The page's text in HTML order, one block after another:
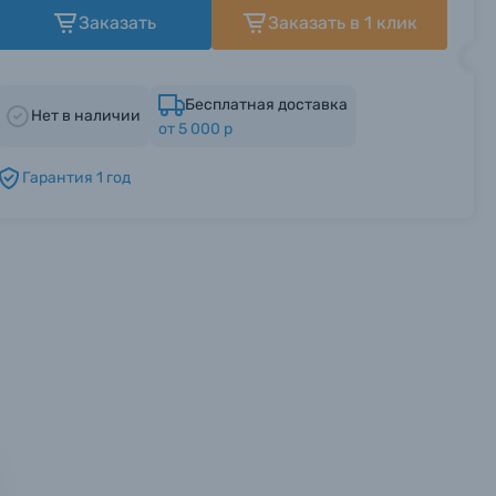
Заказать Заказать в 1 клик
Нет в наличии
Бесплатная доставка
от 5 000 р
Гарантия 1 год